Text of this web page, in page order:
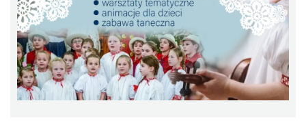
2026-08-09
8.63 km